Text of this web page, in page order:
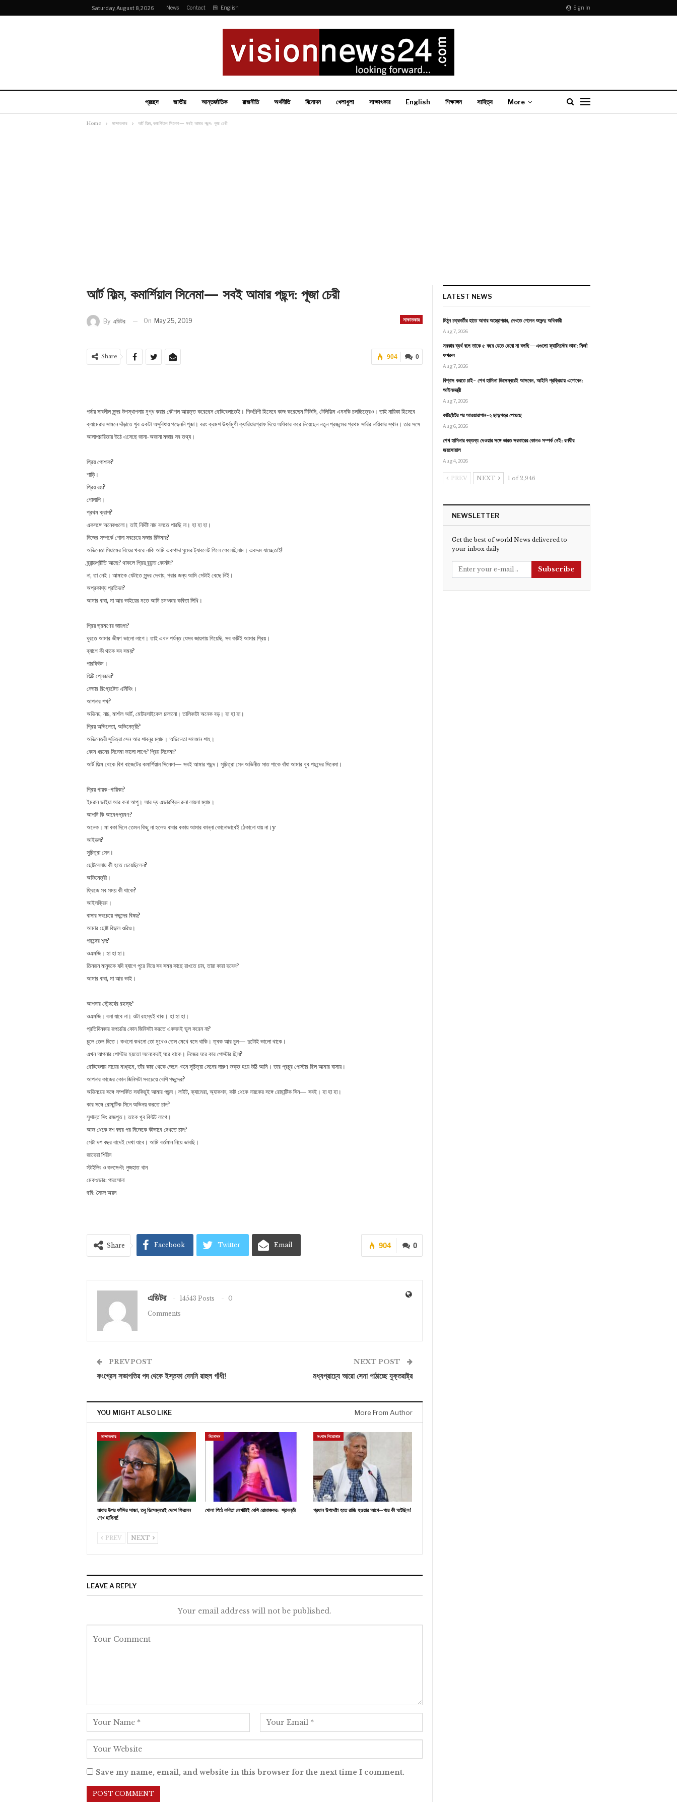
Sign In
Saturday, August 8, 2026 News Contact English
প্রচ্ছদ জাতীয় আন্তর্জাতিক রাজনীতি অর্থনীতি বিনোদন খেলাধুলা সাক্ষাৎকার English শিক্ষাঙ্গন সাহিত্য More
Home সাক্ষাতকার আর্ট ফিল্ম, কমার্শিয়াল সিনেমা— সবই আমার পছন্দ: পূজা চেরী
আর্ট ফিল্ম, কমার্শিয়াল সিনেমা— সবই আমার পছন্দ: পূজা চেরী
সাক্ষাতকার
By এডিটর On May 25, 2019
0
904
Share
পর্দায় সাবলীল সুন্দর উপস্থাপনায় মুগ্ধ করার কৌশল আয়ত্ত করেছেন ছোটবেলাতেই। শিশুশিল্পী হিসেবে কাজ করেছেন টিভিসি, টেলিফিল্ম এমনকি চলচ্চিত্রেও। তাই নায়িকা হিসেবে
ক্যামেরার সামনে দাঁড়াতে খুব একটা অসুবিধায় পড়েননি পূজা। বরং ক্রমশ ঊর্ধ্বমুখী ক্যারিয়ারগ্রাফ দিয়ে অধিকার করে নিয়েছেন নতুন প্রজন্মের প্রথম সারির নায়িকার স্থান। তার সঙ্গে
আলাপচারিতায় উঠে এসেছে জানা-অজানা মজার সব তথ্য।
প্রিয় পোশাক?
শাড়ি।
প্রিয় রঙ?
গোলাপি।
প্রথম ক্রাশ?
একসঙ্গে অনেকগুলো। তাই নির্দিষ্ট নাম বলতে পারছি না। হা হা হা।
নিজের সম্পর্কে শোনা সবচেয়ে মজার রিউমার?
অভিনেতা সিয়ামের বিয়ের খবরে নাকি আমি একগাদা ঘুমের ট্যাবলেট গিলে ফেলেছিলাম। একদম যাচ্ছেতাই!
ব্র্যান্ডপ্রীতি আছে? থাকলে প্রিয় ব্র্যান্ড কোনটা?
না, তা নেই। আমাকে যেটাতে সুন্দর দেখায়, পরার জন্য আমি সেটাই বেছে নিই।
অপ্রকাশ্য প্রতিভা?
আমার বাবা, মা আর ভাইয়ের মতে আমি চমৎকার কবিতা লিখি।
প্রিয় ভ্রমণের জায়গা?
ঘুরতে আমার ভীষণ ভালো লাগে। তাই এখন পর্যন্ত যেসব জায়গায় গিয়েছি, সব কটিই আমার প্রিয়।
ব্যাগে কী থাকে সব সময়?
পারফিউম।
গিল্টি প্লেজার?
নেভার রিগ্রেটেড এনিথিং।
আপনার শখ?
অভিনয়, নাচ, মার্শাল আর্ট, মোটরসাইকেল চালানো। তালিকাটা অনেক বড়। হা হা হা।
প্রিয় অভিনেতা, অভিনেত্রী?
অভিনেত্রী সুচিত্রা সেন আর শাবনূর ম্যাম। অভিনেতা সালমান শাহ।
কোন ধরনের সিনেমা ভালো লাগে? প্রিয় সিনেমা?
আর্ট ফিল্ম থেকে বিগ বাজেটের কমার্শিয়াল সিনেমা— সবই আমার পছন্দ। সুচিত্রা সেন অভিনীত সাত পাকে বাঁধা আমার খুব পছন্দের সিনেমা।
প্রিয় গায়ক-গায়িকা?
ইমরান ভাইয়া আর কনা আপু। আর দ্য এভারগ্রিন রুনা লায়লা ম্যাম।
আপনি কি আবেগপ্রবণ?
অনেক। মা বকা দিলে তেমন কিছু না হলেও বাবার বকায় আমার কান্না কোনোভাবেই ঠেকানো যায় না।y
আইডল?
সুচিত্রা সেন।
ছোটবেলায় কী হতে চেয়েছিলেন?
অভিনেত্রী।
ফ্রিজে সব সময় কী থাকে?
আইসক্রিম।
বাসার সবচেয়ে পছন্দের বিষয়?
আমার ছোট্ট বিড়াল ওরিও।
পছন্দের শব্দ?
ওএমজি। হা হা হা।
তিনজন মানুষকে যদি ব্যাগে পুরে নিয়ে সব সময় কাছে রাখতে চান, তারা কারা হবেন?
আমার বাবা, মা আর ভাই।
আপনার সৌন্দর্যের রহস্য?
ওএমজি। বলা যাবে না। ওটা রহস্যই থাক। হা হা হা।
প্রতিদিনকার রূপচর্চায় কোন জিনিসটা করতে একদমই ভুল করেন না?
চুলে তেল দিতে। কখনো কখনো তো মুখেও তেল মেখে বসে থাকি। ত্বক আর চুল— দুটোই ভালো থাকে।
এখন আপনার পোস্টার হয়তো অনেকেরই ঘরে থাকে। নিজের ঘরে কার পোস্টার ছিল?
ছোটবেলায় মায়ের মাধ্যমে, তাঁর কাছ থেকে জেনে-শুনে সুচিত্রা সেনের দারুণ ভক্ত হয়ে উঠি আমি। তার প্রচুর পোস্টার ছিল আমার বাসায়।
আপনার কাজের কোন জিনিসটা সবচেয়ে বেশি পছন্দের?
অভিনয়ের সঙ্গে সম্পর্কিত সবকিছুই আমার পছন্দ। লাইট, ক্যামেরা, অ্যাকশন, কাট থেকে নায়কের সঙ্গে রোমান্টিক সিন— সবই। হা হা হা।
কার সঙ্গে রোমান্টিক সিনে অভিনয় করতে চান?
সুশান্ত সিং রাজপুত। তাকে খুব কিউট লাগে।
আজ থেকে দশ বছর পর নিজেকে কীভাবে দেখতে চান?
সেটা দশ বছর বাদেই দেখা যাবে। আমি বর্তমান নিয়ে ভাবছি।
জাহেরা শিরীন
স্টাইলিং ও কনসেপ্ট: নুজহাত খান
মেকওভার: পারসোনা
ছবি: সৈয়দ অয়ন
0
904
Share Facebook Twitter Email
এডিটর 14543 Posts
0
Comments
PREV POST
কংগ্রেস সভাপতির পদ থেকে ইস্তফা দেননি রাহুল গাঁধী!
NEXT POST
মধ্যপ্রাচ্যে আরো সেনা পাঠাচ্ছে যুক্তরাষ্ট্র
YOU MIGHT ALSO LIKE More From Author
সাক্ষাতকার
মাথার উপর ফাঁসির সাজা, তবু ডিসেম্বরেই দেশে ফিরবেন
শেখ হাসিনা!
বিনোদন
খোলা পিঠে কবিতা লেখাটাই বেশি রোমাঞ্চকর: শ্রাবন্তী
সংবাদ শিরোনাম
প্রধান উপদেষ্টা হতে রাজি হওয়ার আগে–পরে কী ঘটেছিল!
PREV NEXT
LEAVE A REPLY
Your email address will not be published.
Save my name, email, and website in this browser for the next time I comment.
LATEST NEWS
মিঠুন চক্রবর্তীর হাতে আবার অস্ত্রোপচার, দেখতে গেলেন শুভেন্দু অধিকারী
Aug 7, 2026
সরকার ব্যর্থ বলে তাকে ৫ বছর যেতে দেবো না বলছি—এগুলো ফ্যাসিস্টের ভাষা: মির্জা
ফখরুল
Aug 7, 2026
বিশ্বাস করতে চাই- শেখ হাসিনা ডিসেম্বরেই আসবেন, আইনি প্রক্রিয়ায় এগোবেন:
আইনমন্ত্রী
Aug 7, 2026
কাটছাঁটের পর আওয়ারাপান-২ ছাড়পত্র পেয়েছে
Aug 6, 2026
শেখ হাসিনার বক্তব্য দেওয়ার সঙ্গে ভারত সরকারের কোনও সম্পর্ক নেই: রণধীর
জয়সোয়াল
Aug 4, 2026
PREV NEXT 1 of 2,946
NEWSLETTER
Get the best of world News delivered to
your inbox daily
Subscribe